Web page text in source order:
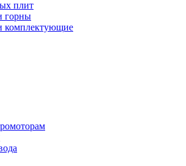
плит
горны
комплектующие